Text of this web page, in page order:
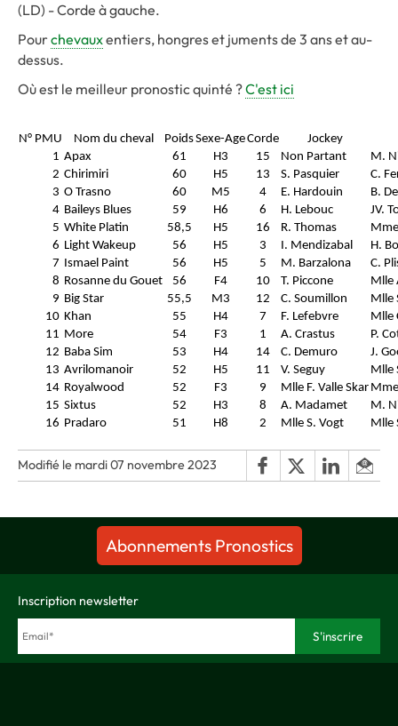
(LD) - Corde à gauche.
Pourchevauxentiers, hongres et juments de 3 ans et au-
dessus.
Où est le meilleur pronostic quinté ?C'est ici
N° PMU Nom du cheval PoidsSexe-AgeCorde
Jockey
1 Apax 61 H3 15 Non Partant
M.
2 Chirimiri 60 H5 13 S. Pasquier
C.
3 O Trasno 60 M5 4 E. Hardouin
B.
4 Baileys Blues 59 H6 6 H. Lebouc
JV.
5 White Platin 58,5 H5 16 R. Thomas
6 Light Wakeup 56 H5 3 I. Mendizabal
H.
7 Ismael Paint 56 H5 5 M. Barzalona
C.
8 Rosanne du Gouet 56 F4 10 T. Piccone
Mlle
9 Big Star 55,5 M3 12 C. Soumillon
Mlle
10 Khan 55 H4 7 F. Lefebvre
Mlle
11 More 54 F3 1 A. Crastus
P.
12 Baba Sim 53 H4 14 C. Demuro
J.
13 Avrilomanoir 52 H5 11 V. Seguy
Mlle
14 Royalwood 52 F3 9 Mlle F. Valle Skar
15 Sixtus 52 H3 8 A. Madamet
M.
16 Pradaro 51 H8 2 Mlle S. Vogt Mlle
Modifié le mardi 07 novembre 2023
Abonnements Pronostics
Inscription newsletter